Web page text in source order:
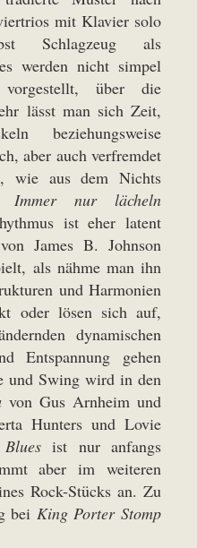
mit Klavier solo
Schlagzeug als
werden nicht simpel
über die
lässt man sich Zeit,
beziehungsweise
aber auch verfremdet
wie aus dem Nichts
Immer nur lächeln
ist eher latent
James B. Johnson
als nähme man ihn
und Harmonien
oder lösen sich auf,
dynamischen
Entspannung gehen
und Swing wird in den
von Gus Arnheim und
Hunters und Lovie
ist nur anfangs
aber im weiteren
Rock-Stücks an. Zu
bei King Porter Stomp